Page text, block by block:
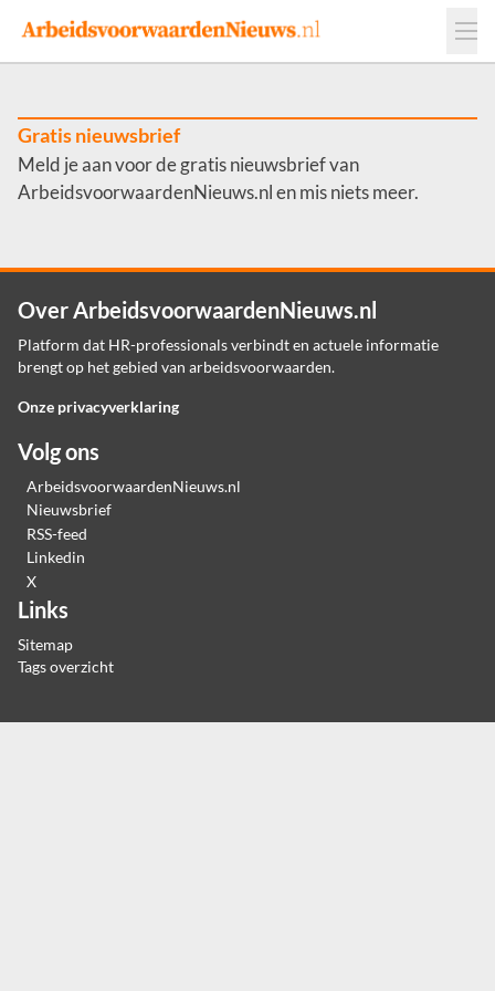
Events
Adverteren
Werkgevers
Contact
Gratis nieuwsbrief
Meld je aan voor de gratis nieuwsbrief van
ArbeidsvoorwaardenNieuws.nl en mis niets meer.
Over ArbeidsvoorwaardenNieuws.nl
Platform dat HR-professionals verbindt en actuele informatie
brengt op het gebied van arbeidsvoorwaarden.
Onze privacyverklaring
Volg ons
ArbeidsvoorwaardenNieuws.nl
Nieuwsbrief
RSS-feed
Linkedin
X
Links
Sitemap
Tags overzicht